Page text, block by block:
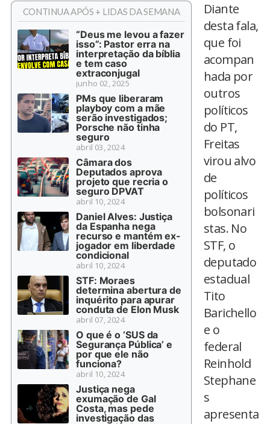
CONTINUA APÓS + LIDAS DA SEMANA
“Deus me levou a fazer
isso”: Pastor erra na
interpretação da bíblia
e tem caso
extraconjugal
junho 02, 2025
PMs que liberaram
playboy com a mãe
serão investigados;
Porsche não tinha
seguro
abril 03, 2024
Câmara dos
Deputados aprova
projeto que recria o
seguro DPVAT
abril 10, 2024
Daniel Alves: Justiça
da Espanha nega
recurso e mantém ex-
jogador em liberdade
condicional
abril 10, 2024
STF: Moraes
determina abertura de
inquérito para apurar
conduta de Elon Musk
abril 07, 2024
O que é o ‘SUS da
Segurança Pública’ e
por que ele não
funciona?
abril 10, 2024
Justiça nega
exumação de Gal
Costa, mas pede
investigação das
Diante
desta fala,
que foi
acompan
hada por
outros
políticos
do PT,
Freitas
virou alvo
de
políticos
bolsonari
stas. No
STF, o
deputado
estadual
Tito
Barichello
e o
federal
Reinhold
Stephane
s
apresenta